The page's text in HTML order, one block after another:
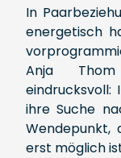
In
energetisch
Anja
eindrucksvoll:
ihre Suche
Wendepunkt,
erst möglich